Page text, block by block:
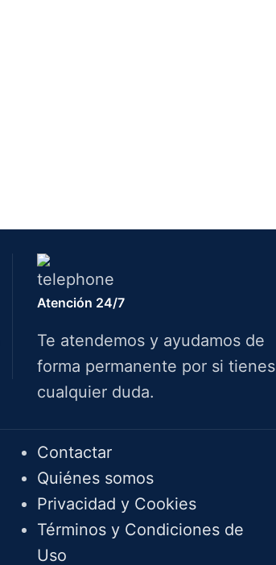
Atención 24/7
Te atendemos y ayudamos de
forma permanente por si tienes
cualquier duda.
Contactar
Quiénes somos
Privacidad y Cookies
Términos y Condiciones de
Uso